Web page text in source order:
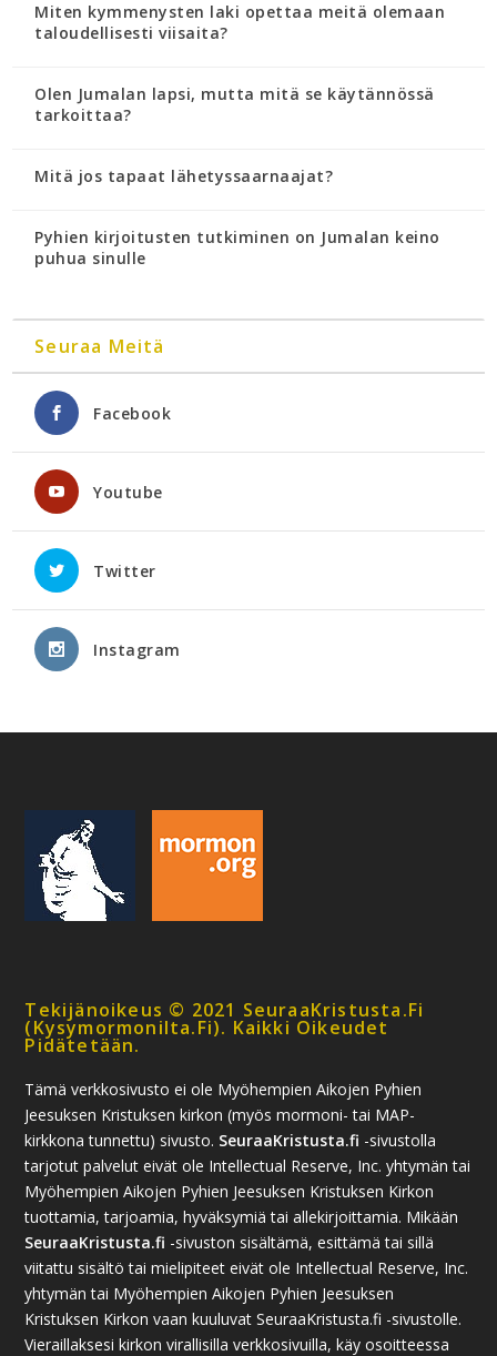
Miten kymmenysten laki opettaa meitä olemaan
taloudellisesti viisaita?
Olen Jumalan lapsi, mutta mitä se käytännössä
tarkoittaa?
Mitä jos tapaat lähetyssaarnaajat?
Pyhien kirjoitusten tutkiminen on Jumalan keino
puhua sinulle
Seuraa Meitä
Facebook
Youtube
Twitter
Instagram
Tekijänoikeus © 2021 SeuraaKristusta.fi
(kysymormonilta.fi). Kaikki Oikeudet
Pidätetään.
Tämä verkkosivusto ei ole Myöhempien Aikojen Pyhien
Jeesuksen Kristuksen kirkon (myös mormoni- tai MAP-
kirkkona tunnettu) sivusto. SeuraaKristusta.fi -sivustolla
tarjotut palvelut eivät ole Intellectual Reserve, Inc. yhtymän tai
Myöhempien Aikojen Pyhien Jeesuksen Kristuksen Kirkon
tuottamia, tarjoamia, hyväksymiä tai allekirjoittamia. Mikään
SeuraaKristusta.fi -sivuston sisältämä, esittämä tai sillä
viitattu sisältö tai mielipiteet eivät ole Intellectual Reserve, Inc.
yhtymän tai Myöhempien Aikojen Pyhien Jeesuksen
Kristuksen Kirkon vaan kuuluvat SeuraaKristusta.fi -sivustolle.
Vieraillaksesi kirkon virallisilla verkkosivuilla, käy osoitteessa